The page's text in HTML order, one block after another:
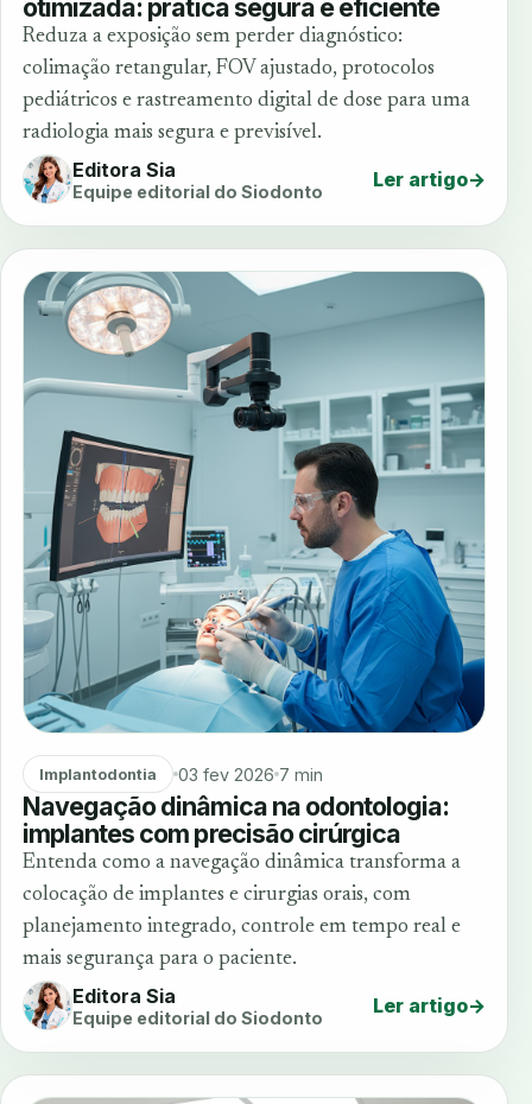
otimizada: prática segura e eficiente
Reduza a exposição sem perder diagnóstico:
colimação retangular, FOV ajustado, protocolos
pediátricos e rastreamento digital de dose para uma
radiologia mais segura e previsível.
Editora Sia
Equipe editorial do Siodonto Ler artigo→
Implantodontia 03 fev 2026 7 min
Navegação dinâmica na odontologia:
implantes com precisão cirúrgica
Entenda como a navegação dinâmica transforma a
colocação de implantes e cirurgias orais, com
planejamento integrado, controle em tempo real e
mais segurança para o paciente.
Editora Sia
Equipe editorial do Siodonto Ler artigo→